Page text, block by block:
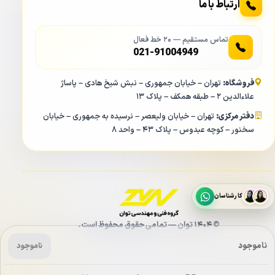
لنز به کار رفته در دوربین مدار بسته داهوا مدل Dahua IPC-
HFW-4631EP-SE همانطور که از ابعاد کیس این
شب رنگیبر می آید از نوع لنز با فاصله کانونی فیکس می باشد.
در هنگام خرید دوربین مداربسته باید به این موضوع دقت داشته
باشید که نوع لنز به کار رفته در دوربین مورد نظر جهت پوشش
ارتباط با ما
تماس مستقیم — ۲۰ خط فعال
021-91004949
فروشگاه: تهران – خیابان جمهوری – نبش شیخ هادی – پاساژ
علاءالدین ۲ – طبقه همکف – پلاک ۱۳
دفتر مرکزی: تهران – خیابان ولیعصر – نرسیده به جمهوری – خیابان
سخنور – کوچه عبدوس – پلاک ۴۳ – واحد ۸
© ۱۴۰۴ توان — تمامی حقوق محفوظ است.
کارشناسان
ناموجود ناموجود